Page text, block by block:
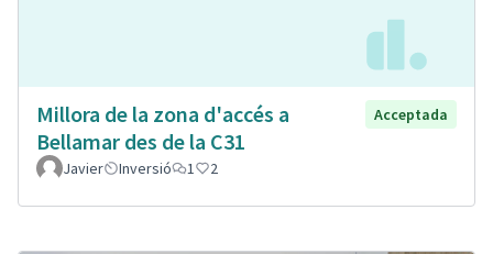
Millora de la zona d'accés a
Bellamar des de la C31
Acceptada
Javier Inversió 1 2